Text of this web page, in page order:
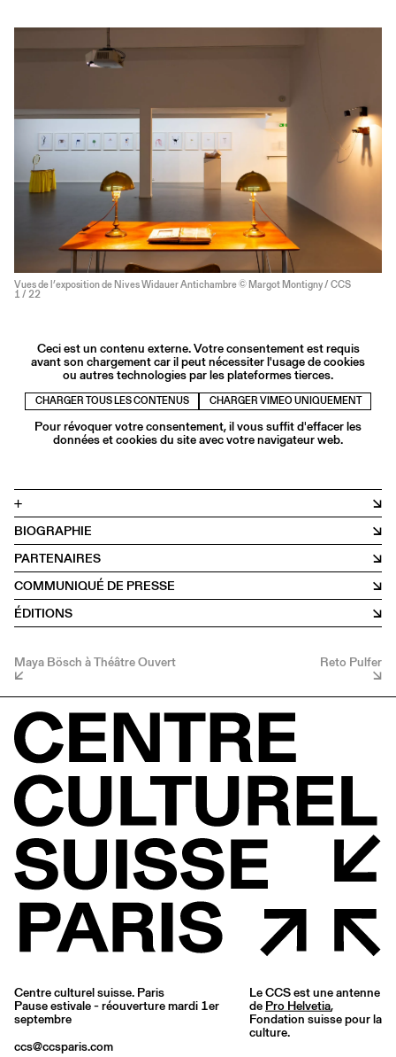
Vues de l’exposition de Nives Widauer Antichambre © Margot Montigny / CCS
1 / 22
Ceci est un contenu externe. Votre consentement est requis
avant son chargement car il peut nécessiter l'usage de cookies
ou autres technologies par les plateformes tierces.
CHARGER TOUS LES CONTENUS CHARGER VIMEO UNIQUEMENT
Pour révoquer votre consentement, il vous suffit d'effacer les
données et cookies du site avec votre navigateur web.
+
BIOGRAPHIE
PARTENAIRES
COMMUNIQUÉ DE PRESSE
ÉDITIONS
Maya Bösch à Théâtre Ouvert Reto Pulfer
Centre culturel suisse. Paris
Pause estivale - réouverture mardi 1er
septembre
ccs@ccsparis.com
Le CCS est une antenne
de Pro Helvetia,
Fondation suisse pour la
culture.